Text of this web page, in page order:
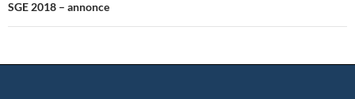
SGE 2018 – annonce